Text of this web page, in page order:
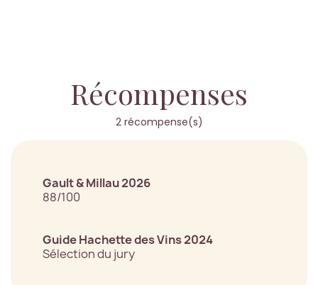
Récompenses
2 récompense(s)
Gault & Millau 2026
88/100
Guide Hachette des Vins 2024
Sélection du jury